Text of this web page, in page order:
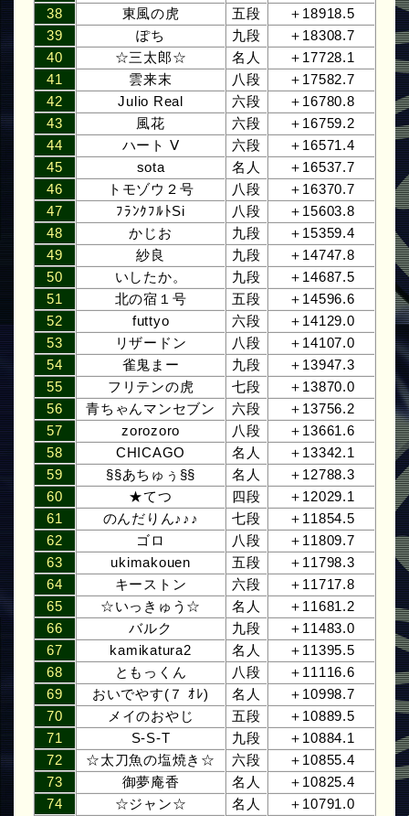
38
東風の虎 五段
＋18918.5
39
ぽち 九段
＋18308.7
40
☆三太郎☆ 名人
＋17728.1
41
雲来末 八段
＋17582.7
42
Julio Real 六段
＋16780.8
43
風花 六段
＋16759.2
44
ハート Ⅴ 六段
＋16571.4
45
sota 名人
＋16537.7
46
トモゾウ２号 八段
＋16370.7
47
ﾌﾗﾝｸﾌﾙﾄSi 八段
＋15603.8
48
かじお 九段
＋15359.4
49
紗良 九段
＋14747.8
50
いしたか。 九段
＋14687.5
51
北の宿１号 五段
＋14596.6
52
futtyo 六段
＋14129.0
53
リザードン 八段
＋14107.0
54
雀鬼まー 九段
＋13947.3
55
フリテンの虎 七段
＋13870.0
56
青ちゃんマンセブン 六段
＋13756.2
57
zorozoro 八段
＋13661.6
58
CHICAGO 名人
＋13342.1
59
§§あちゅぅ§§ 名人
＋12788.3
60
★てつ 四段
＋12029.1
61
のんだりん♪♪♪ 七段
＋11854.5
62
ゴロ 八段
＋11809.7
63
ukimakouen 五段
＋11798.3
64
キーストン 六段
＋11717.8
65
☆いっきゅう☆ 名人
＋11681.2
66
バルク 九段
＋11483.0
67
kamikatura2 名人
＋11395.5
68
ともっくん 八段
＋11116.6
69
おいでやす(７ ｵﾚ) 名人
＋10998.7
70
メイのおやじ 五段
＋10889.5
71
S-S-T 九段
＋10884.1
72
☆太刀魚の塩焼き☆ 六段
＋10855.4
73
御夢庵香 名人
＋10825.4
74
☆ジャン☆ 名人
＋10791.0